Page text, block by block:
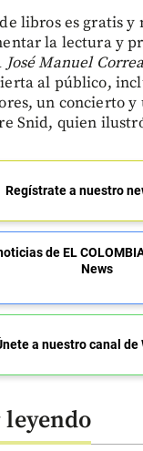
libros es gratis y
la lectura y
José Manuel Correa
al público,
un concierto y
Snid, quien
Regístrate a nuestro
de EL
News
a nuestro canal de